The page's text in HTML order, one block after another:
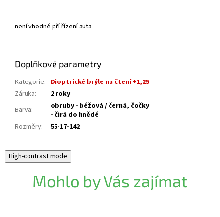
není vhodné pří řízení auta
Doplňkové parametry
Kategorie: Dioptrické brýle na čtení +1,25
Záruka:
2 roky
Barva:
obruby - béžová / černá, čočky
- čirá do hnědé
Rozměry: 55-17-142
High-contrast mode
Mohlo by Vás zajímat